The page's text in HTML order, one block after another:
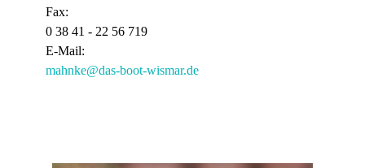
Fax:
0 38 41 - 22 56 719
E-Mail:
mahnke@das-boot-wismar.de